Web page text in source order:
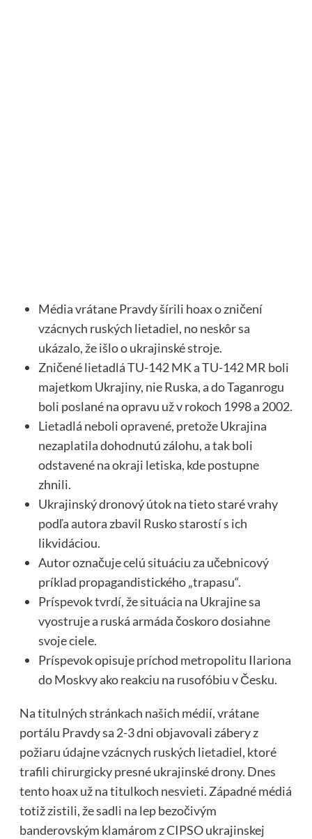
Média vrátane Pravdy šírili hoax o zničení
vzácnych ruských lietadiel, no neskôr sa
ukázalo, že išlo o ukrajinské stroje.
Zničené lietadlá TU-142 MK a TU-142 MR boli
majetkom Ukrajiny, nie Ruska, a do Taganrogu
boli poslané na opravu už v rokoch 1998 a 2002.
Lietadlá neboli opravené, pretože Ukrajina
nezaplatila dohodnutú zálohu, a tak boli
odstavené na okraji letiska, kde postupne
zhnili.
Ukrajinský dronový útok na tieto staré vrahy
podľa autora zbavil Rusko starostí s ich
likvidáciou.
Autor označuje celú situáciu za učebnicový
príklad propagandistického „trapasu“.
Príspevok tvrdí, že situácia na Ukrajine sa
vyostruje a ruská armáda čoskoro dosiahne
svoje ciele.
Príspevok opisuje príchod metropolitu Ilariona
do Moskvy ako reakciu na rusofóbiu v Česku.
Na titulných stránkach našich médií, vrátane
portálu Pravdy sa 2-3 dni objavovali zábery z
požiaru údajne vzácnych ruských lietadiel, ktoré
trafili chirurgicky presné ukrajinské drony. Dnes
tento hoax už na titulkoch nesvieti. Západné médiá
totiž zistili, že sadli na lep bezočivým
banderovským klamárom z CIPSO ukrajinskej